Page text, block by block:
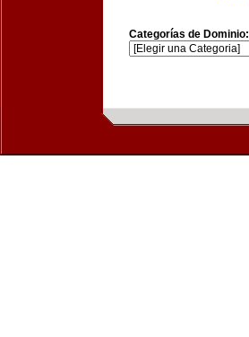
Categorías de Dominio: